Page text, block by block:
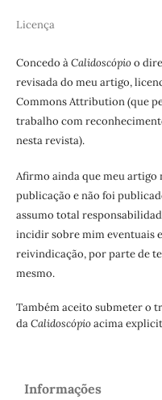
Licença
Concedo àCalidoscópioo
revisada do meu artigo,
Commons Attribution (que
trabalho com
nesta revista).
Afirmo ainda que meu artigo
publicação e não foi
assumo total
incidir sobre mim eventuais
reivindicação, por parte de
mesmo.
Também aceito submeter o
daCalidoscópioacima
Informações